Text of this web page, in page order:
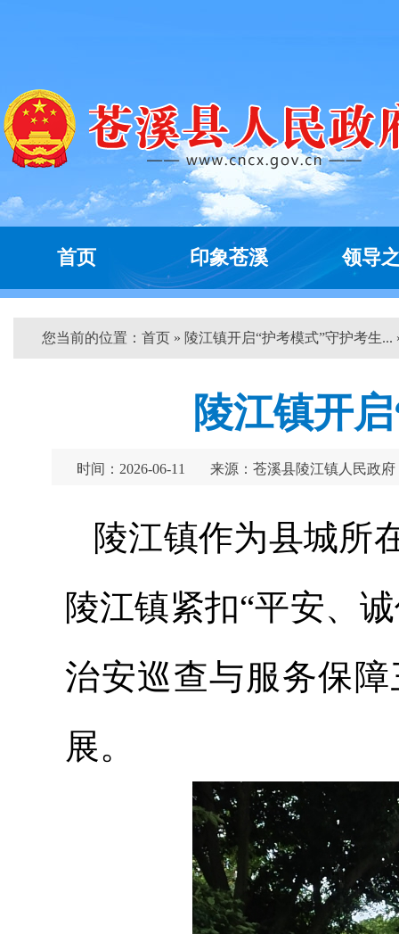
首页 印象苍溪 领导
您当前的位置： 首页 » 陵江镇开启“护考模式”守护考生...
陵江镇开
时间：2026-06-11 来源：苍溪县陵江镇人民政府
陵江镇作为县城所
陵江镇紧扣“平安、
治安巡查与服务保
展。